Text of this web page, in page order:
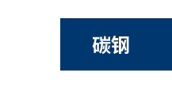
碳钢